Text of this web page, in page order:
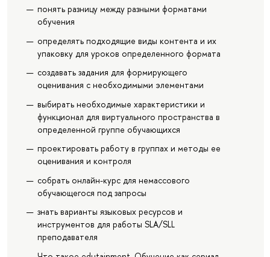
понять разницу между разными форматами
обучения
определять подходящие виды контента и их
упаковку для уроков определенного формата
создавать задания для формирующего
оценивания с необходимыми элементами
выбирать необходимые характеристики и
функционал для виртуального пространства в
определенной группе обучающихся
проектировать работу в группах и методы ее
оценивания и контроля
собрать онлайн-курс для немассового
обучающегося под запросы
знать варианты языковых ресурсов и
инструментов для работы SLA/SLL
преподавателя